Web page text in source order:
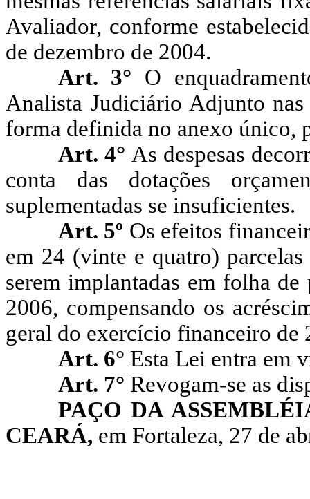
Avaliador, conforme
de dezembro de 2004.
Art. 3° O
Analista Judiciário Adjunto nas
forma definida no anexo único,
Art. 4° As despesas
conta das dotações
suplementadas se insuficientes.
Art. 5º Os efeitos
em 24 (vinte e quatro)
serem implantadas em folha
2006, compensando os
geral do exercício financeiro de
Art. 6° Esta Lei entra em
Art. 7° Revogam-se as
PAÇO DA
CEARÁ, em Fortaleza, 27 de